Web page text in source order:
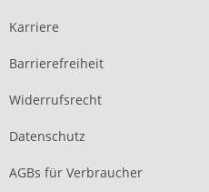
Karriere
Barrierefreiheit
Widerrufsrecht
Datenschutz
AGBs für Verbraucher